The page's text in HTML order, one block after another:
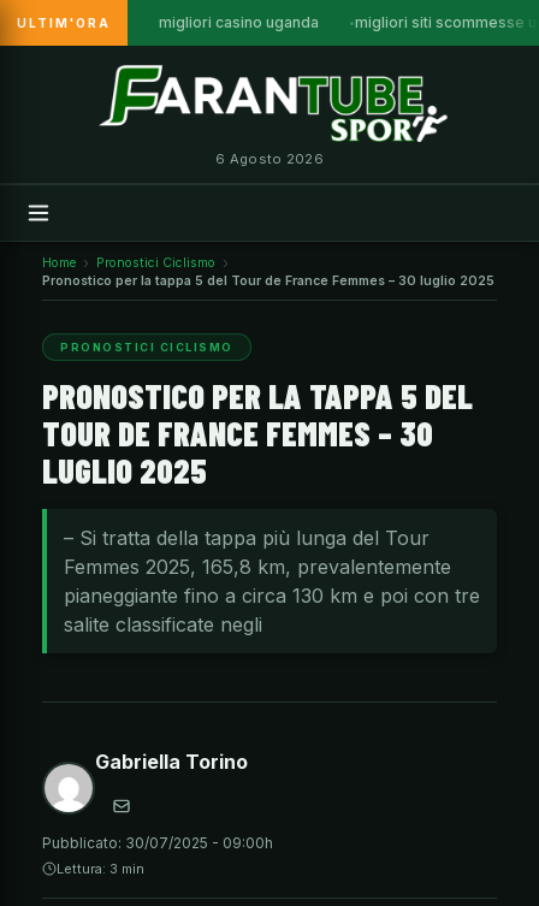
ULTIM'ORA migliori casino uganda migliori siti scommesse
6 Agosto 2026
Home
Pronostici Ciclismo
Pronostico per la tappa 5 del Tour de France Femmes – 30 luglio 2025
PRONOSTICI CICLISMO
PRONOSTICO PER LA TAPPA 5 DEL
TOUR DE FRANCE FEMMES – 30
LUGLIO 2025
– Si tratta della tappa più lunga del Tour
Femmes 2025, 165,8 km, prevalentemente
pianeggiante fino a circa 130 km e poi con tre
salite classificate negli
Gabriella Torino
Pubblicato: 30/07/2025 - 09:00h
Lettura: 3 min